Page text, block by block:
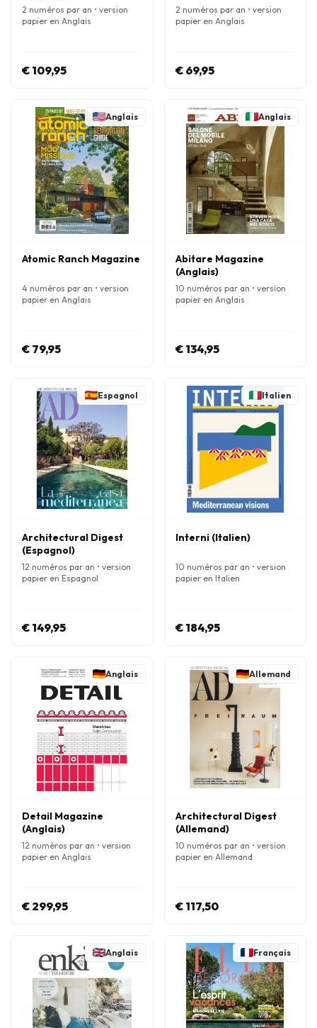
2 numéros par an • version
papier en Anglais
€ 109,95
2 numéros par an • version
papier en Anglais
€ 69,95
Anglais
Atomic Ranch Magazine
4 numéros par an • version
papier en Anglais
€ 79,95
Anglais
Abitare Magazine
(Anglais)
10 numéros par an • version
papier en Anglais
€ 134,95
Espagnol
Architectural Digest
(Espagnol)
12 numéros par an • version
papier en Espagnol
€ 149,95
Italien
Interni (Italien)
10 numéros par an • version
papier en Italien
€ 184,95
Anglais
Detail Magazine
(Anglais)
12 numéros par an • version
papier en Anglais
€ 299,95
Allemand
Architectural Digest
(Allemand)
10 numéros par an • version
papier en Allemand
€ 117,50
Anglais Français